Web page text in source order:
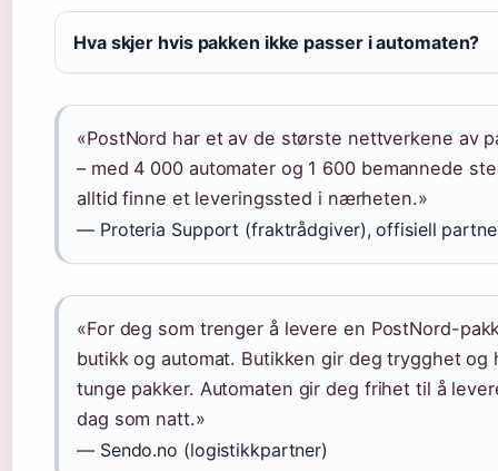
Hva skjer hvis pakken ikke passer i automaten?
«PostNord har et av de største nettverkene av
– med 4 000 automater og 1 600 bemannede
alltid finne et leveringssted i nærheten.»
— Proteria Support (fraktrådgiver), offisiell
«For deg som trenger å levere en PostNord-
butikk og automat. Butikken gir deg trygghet og
tunge pakker. Automaten gir deg frihet til å
dag som natt.»
— Sendo.no (logistikkpartner)